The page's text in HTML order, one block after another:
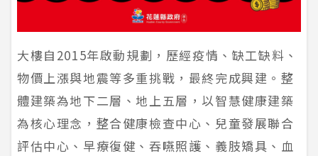
大樓自2015年啟動規劃，歷經疫情、缺工缺料、
物價上漲與地震等多重挑戰，最終完成興建。整
體建築為地下二層、地上五層，以智慧健康建築
為核心理念，整合健康檢查中心、兒童發展聯合
評估中心、早療復健、吞嚥照護、義肢矯具、血